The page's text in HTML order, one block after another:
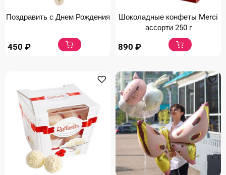
Поздравить с Днем Рождения
450 ₽
Шоколадные конфеты Merci
ассорти 250 г
890 ₽